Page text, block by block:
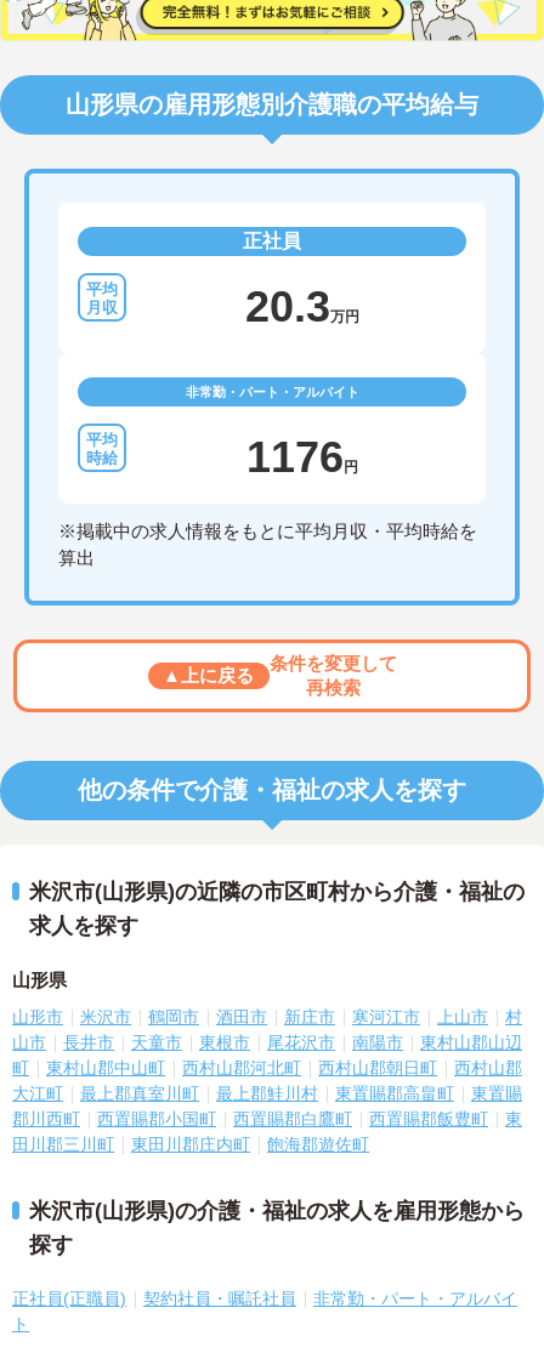
山形県の雇用形態別介護職の平均給与
正社員
20.3万円
非常勤・パート・アルバイト
1176 円
※掲載中の求人情報をもとに平均月収・平均時給を
算出
▲上に戻る
条件を変更して
再検索
他の条件で介護・福祉の求人を探す
米沢市(山形県)の近隣の市区町村から介護・福祉の
求人を探す
山形県
山形市 米沢市 鶴岡市 酒田市 新庄市 寒河江市 上山市
村
山市
長井市 天童市 東根市 尾花沢市 南陽市
東村山郡山辺
町
東村山郡中山町 西村山郡河北町 西村山郡朝日町
西村山郡
大江町
最上郡真室川町 最上郡鮭川村 東置賜郡高畠町
東置賜
郡川西町
西置賜郡小国町 西置賜郡白鷹町 西置賜郡飯豊町
東
田川郡三川町
東田川郡庄内町 飽海郡遊佐町
米沢市(山形県)の介護・福祉の求人を雇用形態から
探す
正社員(正職員) 契約社員・嘱託社員
非常勤・パート・アルバイ
ト